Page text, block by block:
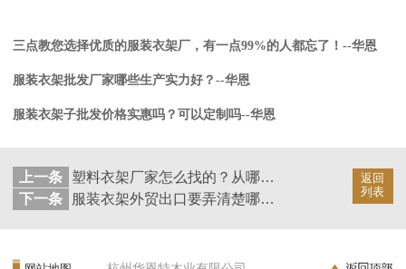
三点教您选择优质的服装衣架厂，有一点99%的人都忘了！--华恩
服装衣架批发厂家哪些生产实力好？--华恩
服装衣架子批发价格实惠吗？可以定制吗--华恩
返回
列表
上一条
塑料衣架厂家怎么找的？从哪找？--华恩
下一条
服装衣架外贸出口要弄清楚哪些事情？--华恩